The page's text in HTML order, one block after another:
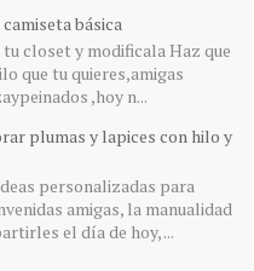
básica
closet y modificala Haz que
que tu quieres,amigas
,hoy n...
plumas y lapices con hilo y
personalizadas para
amigas, la manualidad
el día de hoy, ...